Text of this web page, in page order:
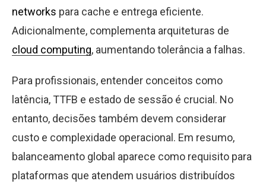
networks para cache e entrega eficiente.
Adicionalmente, complementa arquiteturas de
cloud computing, aumentando tolerância a falhas.
Para profissionais, entender conceitos como
latência, TTFB e estado de sessão é crucial. No
entanto, decisões também devem considerar
custo e complexidade operacional. Em resumo,
balanceamento global aparece como requisito para
plataformas que atendem usuários distribuídos